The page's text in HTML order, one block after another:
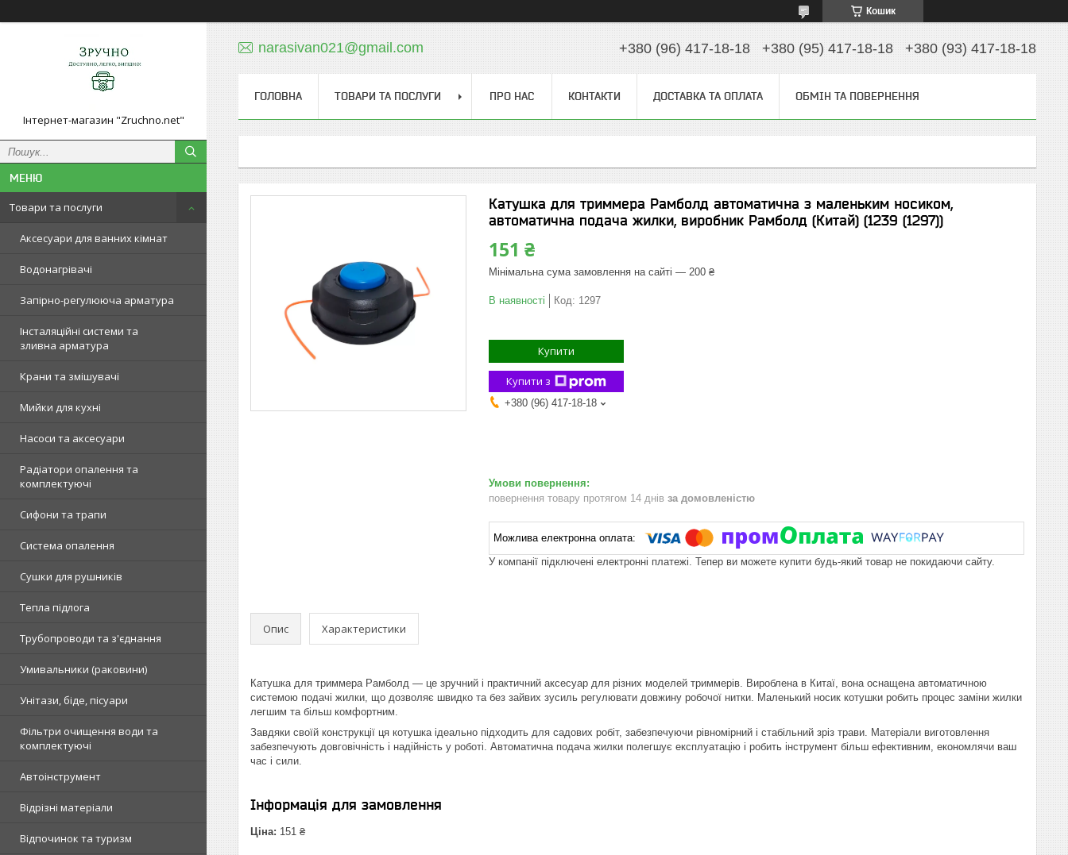
Кошик
Інтернет-магазин "Zruchno.net"
Товари та послуги
Аксесуари для ванних кімнат
Водонагрівачі
Запірно-регулююча арматура
Інсталяційні системи та
зливна арматура
Крани та змішувачі
Мийки для кухні
Насоси та аксесуари
Радіатори опалення та
комплектуючі
Сифони та трапи
Система опалення
Сушки для рушників
Тепла підлога
Трубопроводи та з'єднання
Умивальники (раковини)
Унітази, біде, пісуари
Фільтри очищення води та
комплектуючі
Автоінструмент
Відрізні матеріали
Відпочинок та туризм
narasivan021@gmail.com +380 (96) 417-18-18 +380 (95) 417-18-18 +380 (93) 417-18-18
ГОЛОВНА ТОВАРИ ТА ПОСЛУГИ ПРО НАС КОНТАКТИ ДОСТАВКА ТА ОПЛАТА ОБМІН ТА ПОВЕРНЕННЯ
Катушка для триммера Рамболд автоматична з маленьким носиком,
автоматична подача жилки, виробник Рамболд (Китай) (1239 (1297))
151 ₴
Мінімальна сума замовлення на сайті — 200 ₴
В наявності Код: 1297
Купити
Купити з
+380 (96) 417-18-18
повернення товару протягом 14 днів за домовленістю
У компанії підключені електронні платежі. Тепер ви можете купити будь-який товар не покидаючи сайту.
Опис Характеристики
Катушка для триммера Рамболд — це зручний і практичний аксесуар для різних моделей триммерів. Вироблена в Китаї, вона оснащена автоматичною
системою подачі жилки, що дозволяє швидко та без зайвих зусиль регулювати довжину робочої нитки. Маленький носик котушки робить процес заміни жилки
легшим та більш комфортним.
Завдяки своїй конструкції ця котушка ідеально підходить для садових робіт, забезпечуючи рівномірний і стабільний зріз трави. Матеріали виготовлення
забезпечують довговічність і надійність у роботі. Автоматична подача жилки полегшує експлуатацію і робить інструмент більш ефективним, економлячи ваш
час і сили.
Інформація для замовлення
Ціна: 151 ₴